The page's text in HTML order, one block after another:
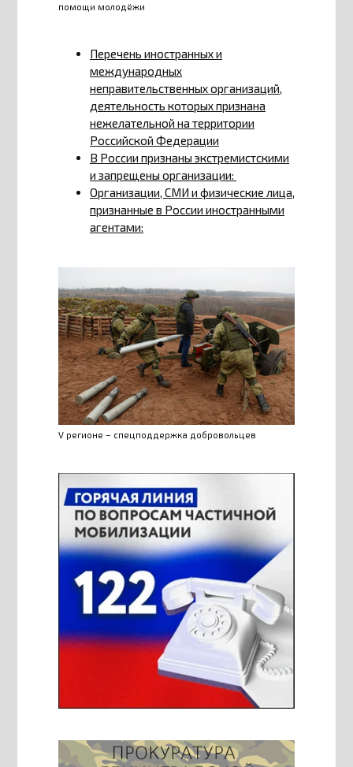
помощи молодёжи
Перечень иностранных и
международных
неправительственных организаций,
деятельность которых признана
нежелательной на территории
Российской Федерации
В России признаны экстремистскими
и запрещены организации:
Организации, СМИ и физические лица,
признанные в России иностранными
агентами:
V регионе – спецподдержка добровольцев